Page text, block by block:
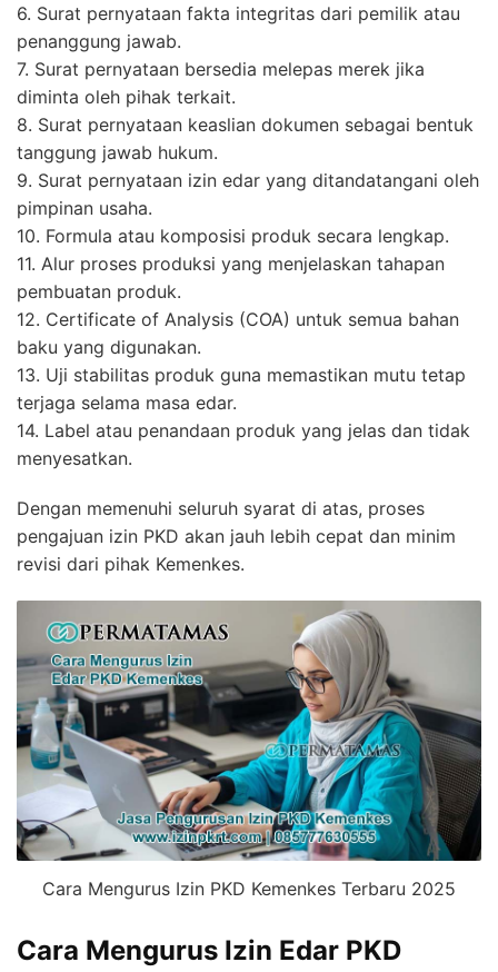
6. Surat pernyataan fakta integritas dari pemilik atau
penanggung jawab.
7. Surat pernyataan bersedia melepas merek jika
diminta oleh pihak terkait.
8. Surat pernyataan keaslian dokumen sebagai bentuk
tanggung jawab hukum.
9. Surat pernyataan izin edar yang ditandatangani oleh
pimpinan usaha.
10. Formula atau komposisi produk secara lengkap.
11. Alur proses produksi yang menjelaskan tahapan
pembuatan produk.
12. Certificate of Analysis (COA) untuk semua bahan
baku yang digunakan.
13. Uji stabilitas produk guna memastikan mutu tetap
terjaga selama masa edar.
14. Label atau penandaan produk yang jelas dan tidak
menyesatkan.
Dengan memenuhi seluruh syarat di atas, proses
pengajuan izin PKD akan jauh lebih cepat dan minim
revisi dari pihak Kemenkes.
Cara Mengurus Izin PKD Kemenkes Terbaru 2025
Cara Mengurus Izin Edar PKD